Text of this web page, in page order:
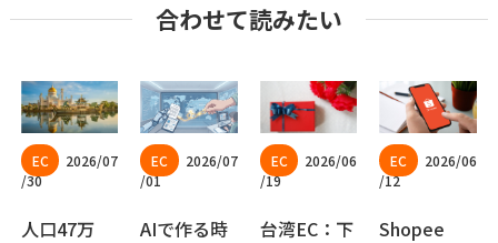
合わせて読みたい
2026/07
/30
人口47万
2026/07
/01
AIで作る時
2026/06
/19
台湾EC：下
2026/06
/12
Shopee